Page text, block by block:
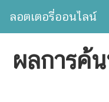
ลอตเตอรี่ออนไลน์
ผลการค้